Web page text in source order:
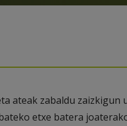
ateak zabaldu zaizkigun
etxe batera